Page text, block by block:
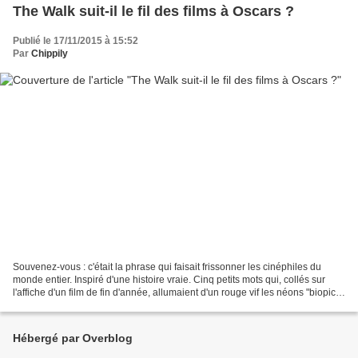
The Walk suit-il le fil des films à Oscars ?
Publié le 17/11/2015 à 15:52
Par Chippily
Souvenez-vous : c'était la phrase qui faisait frissonner les cinéphiles du
monde entier. Inspiré d'une histoire vraie. Cinq petits mots qui, collés sur
l'affiche d'un film de fin d'année, allumaient d'un rouge vif les néons "biopic"
Hébergé par Overblog